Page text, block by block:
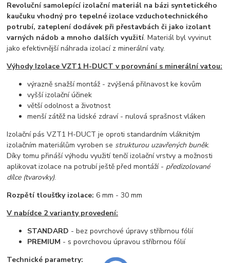
Revoluční samolepící izolační materiál na bázi syntetického
kaučuku vhodný pro tepelné izolace vzduchotechnického
potrubí, zateplení dodávek při přestavbách či jako izolant
varných nádob a mnoho dalších využití. Materiál byl vyvinut
jako efektivnější náhrada izolací z minerální vaty.
Výhody Izolace VZT1 H-DUCT v porovnání s minerální vatou:
výrazně snažší montáž - zvýšená přilnavost ke kovům
vyšší izolační účinek
větší odolnost a životnost
menší zátěž na lidské zdraví - nulová sprašnost vláken
Izolační pás VZT1 H-DUCT je oproti standardním vláknitým
izolačním materiálům vyroben se strukturou uzavřených buněk.
Díky tomu přináší výhodu využití tenčí izolační vrstvy a možnosti
aplikovat izolace na potrubí ještě před montáží - předizolované
dílce (tvarovky).
Rozpětí tloušťky izolace: 6 mm - 30 mm
V nabídce 2 varianty provedení:
STANDARD - bez povrchové úpravy stříbrnou fólií
PREMIUM - s povrchovou úpravou stříbrnou fólií
Technické parametry: